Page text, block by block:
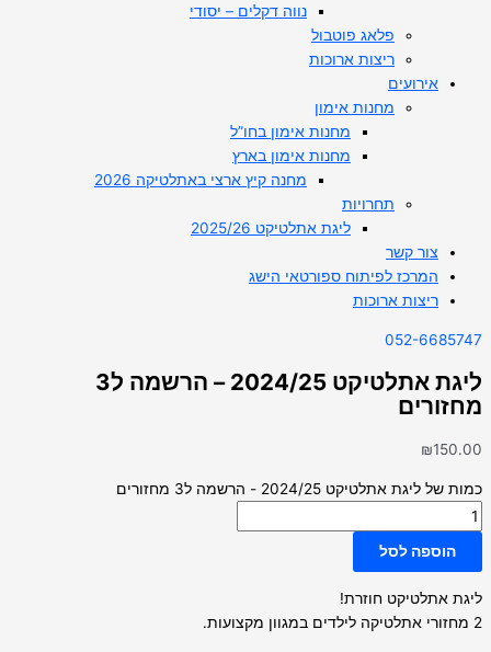
נווה דקלים – יסודי
פלאג פוטבול
ריצות ארוכות
אירועים
מחנות אימון
מחנות אימון בחו”ל
מחנות אימון בארץ
מחנה קיץ ארצי באתלטיקה 2026
תחרויות
ליגת אתלטיקט 2025/26
צור קשר
המרכז לפיתוח ספורטאי הישג
ריצות ארוכות
052-6685747
ליגת אתלטיקט 2024/25 – הרשמה ל3
מחזורים
₪150.00
כמות של ליגת אתלטיקט 2024/25 - הרשמה ל3 מחזורים
הוספה לסל
ליגת אתלטיקט חוזרת!
2 מחזורי אתלטיקה לילדים במגוון מקצועות.